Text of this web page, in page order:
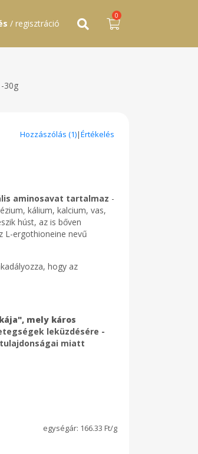
/ regisztráció
0
30g
Hozzászólás (1)|Értékelés
aminosavat tartalmaz -
kálium, kalcium, vas,
húst, az is bőven
L-ergothioneine nevű
hogy az
mely káros
leküzdésére -
miatt
166.33 Ft/g